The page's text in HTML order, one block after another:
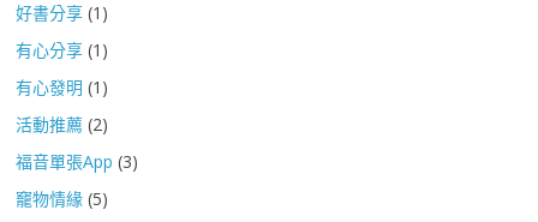
好書分享 (1)
有心分享 (1)
有心發明 (1)
活動推薦 (2)
福音單張App (3)
竉物情緣 (5)